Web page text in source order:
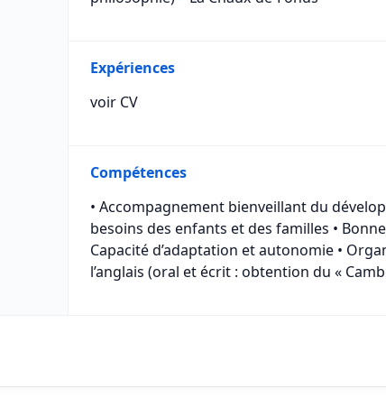
Expériences
voir CV
Compétences
• Accompagnement bienveillant du
besoins des enfants et des familles •
Capacité d’adaptation et autonomie •
l’anglais (oral et écrit : obtention du «